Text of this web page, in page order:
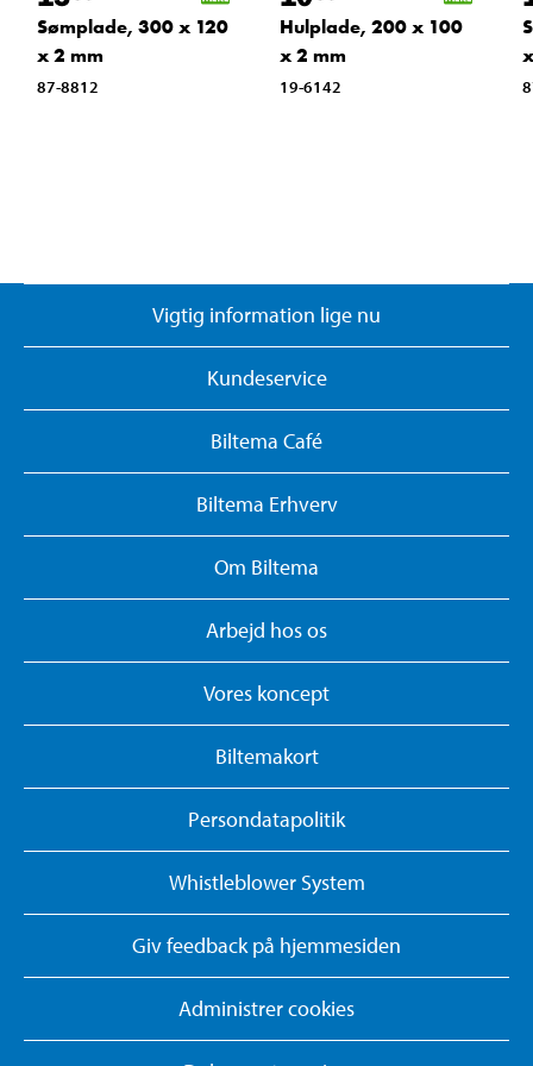
Sømplade, 300 x 120
x 2 mm
87-8812
Hulplade, 200 x 100
x 2 mm
19-6142
Vigtig information lige nu
Kundeservice
Biltema Café
Biltema Erhverv
Om Biltema
Arbejd hos os
Vores koncept
Biltemakort
Persondatapolitik
Whistleblower System
Giv feedback på hjemmesiden
Administrer cookies